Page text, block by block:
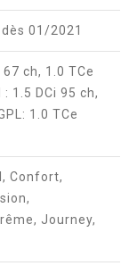
01/2021
ch, 1.0 TCe
1.5 DCi 95 ch,
1.0 TCe
Confort,
Journey,